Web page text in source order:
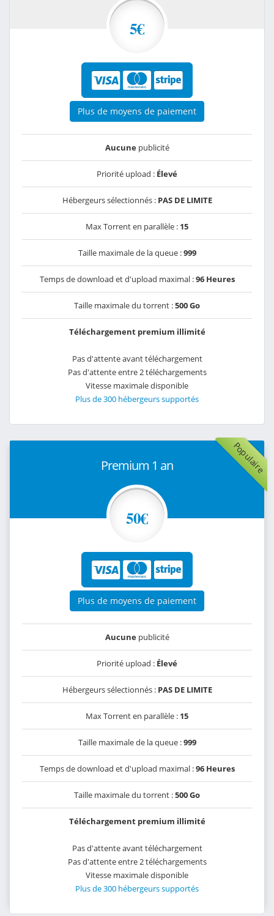
5€
Plus de moyens de paiement
Aucunepublicité
Priorité upload : Élevé
Hébergeurs sélectionnés : PAS DE LIMITE
Max Torrent en parallèle : 15
Taille maximale de la queue :999
Temps de download et d'upload maximal :96 Heures
Taille maximale du torrent :500 Go
Téléchargement premium illimité
Pas d'attente avant téléchargement
Pas d'attente entre 2 téléchargements
Vitesse maximale disponible
Plus de 300 hébergeurs supportés
Populaire
Premium 1 an
50€
Plus de moyens de paiement
Aucunepublicité
Priorité upload : Élevé
Hébergeurs sélectionnés : PAS DE LIMITE
Max Torrent en parallèle : 15
Taille maximale de la queue :999
Temps de download et d'upload maximal :96 Heures
Taille maximale du torrent :500 Go
Téléchargement premium illimité
Pas d'attente avant téléchargement
Pas d'attente entre 2 téléchargements
Vitesse maximale disponible
Plus de 300 hébergeurs supportés